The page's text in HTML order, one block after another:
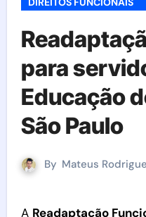
para
Educação
São Paulo
By Mateus
A Readaptação